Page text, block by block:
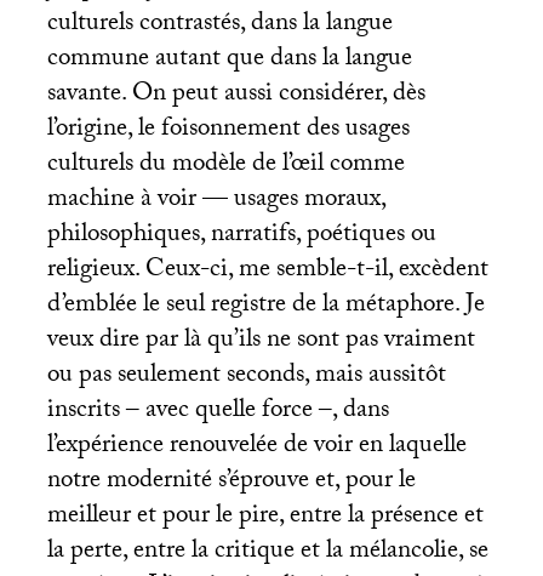
culturels contrastés, dans la langue
commune autant que dans la langue
savante. On peut aussi considérer, dès
l’origine, le foisonnement des usages
culturels du modèle de l’œil comme
machine à voir — usages moraux,
philosophiques, narratifs, poétiques ou
religieux. Ceux-ci, me semble-t-il, excèdent
d’emblée le seul registre de la métaphore. Je
veux dire par là qu’ils ne sont pas vraiment
ou pas seulement seconds, mais aussitôt
inscrits ‒ avec quelle force ‒, dans
l’expérience renouvelée de voir en laquelle
notre modernité s’éprouve et, pour le
meilleur et pour le pire, entre la présence et
la perte, entre la critique et la mélancolie, se